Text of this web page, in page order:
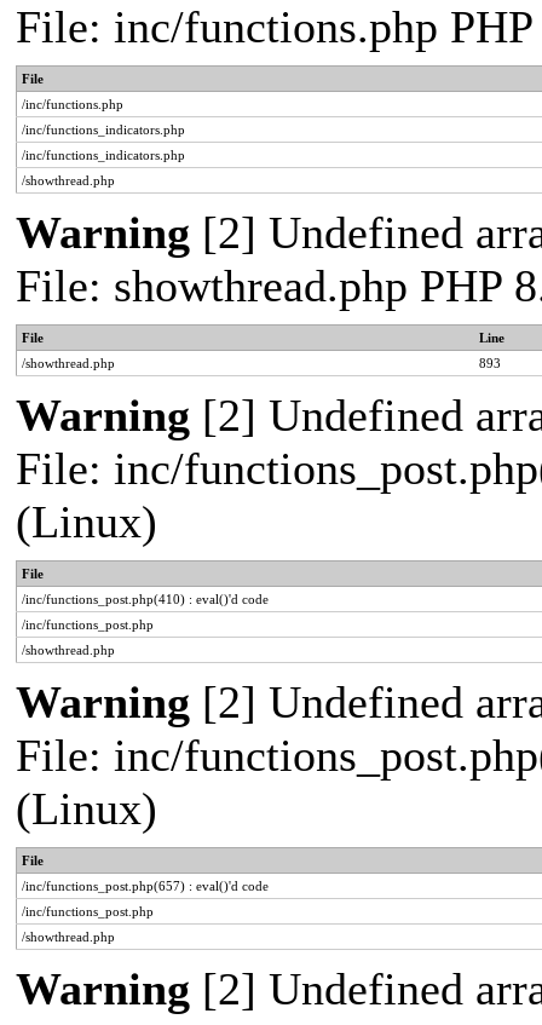
File: inc/functions.php
File
/inc/functions.php
/inc/functions_indicators.php
/inc/functions_indicators.php
/showthread.php
Warning [2] Undefined
File: showthread.php PHP
File
Line
/showthread.php
893
Warning [2] Undefined
File: inc/
(Linux)
File
/inc/functions_post.php(410) : eval()'d code
/inc/functions_post.php
/showthread.php
Warning [2] Undefined
File: inc/
(Linux)
File
/inc/functions_post.php(657) : eval()'d code
/inc/functions_post.php
/showthread.php
Warning [2] Undefined